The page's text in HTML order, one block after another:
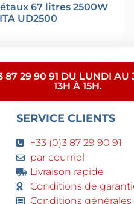
67 litres 2500W
UD2500
29 90 91 DU LUNDI AU
13H À 15H.
SERVICE CLIENTS
+33 (0)3 87 29 90 91
par courriel
Livraison rapide
Conditions de
Conditions